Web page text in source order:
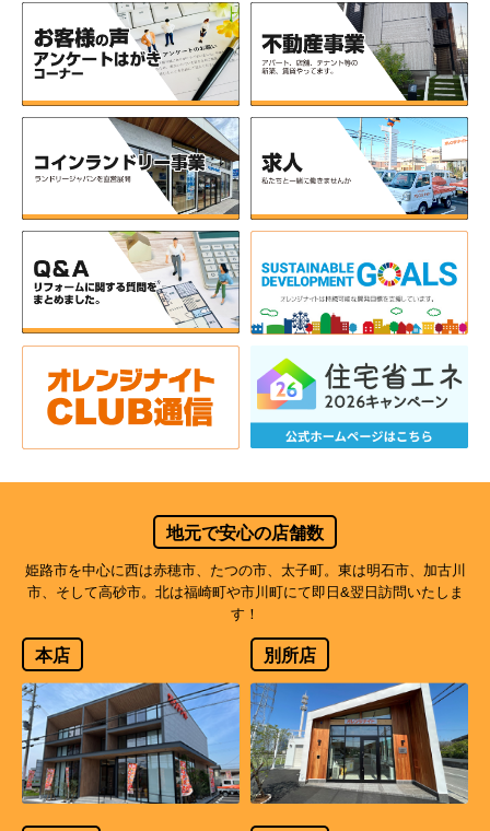
地元で安心の店舗数
姫路市を中心に西は赤穂市、たつの市、太子町。東は明石市、加古川
市、そして高砂市。北は福崎町や市川町にて即日&翌日訪問いたしま
す！
本店 別所店